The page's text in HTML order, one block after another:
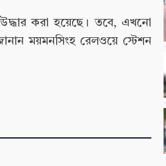
করা হয়েছে। তবে, এখনো
ময়মনসিংহ রেলওয়ে স্টেশন